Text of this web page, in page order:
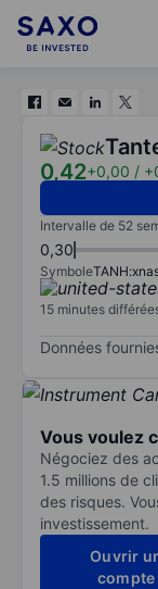
0,42+0,00 /
Intervalle de 52
0,30
Symbole
15 minutes
Données
Vous voulez
Négociez des
1.5 millions de
des risques.
investissement.
Ouvrir
compte